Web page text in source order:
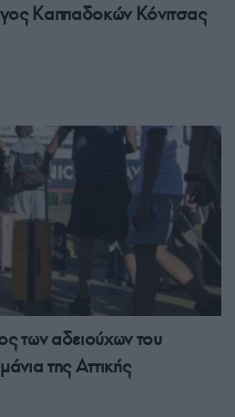
Καππαδοκών Κόνιτσας
των αδειούχων του
της Αττικής